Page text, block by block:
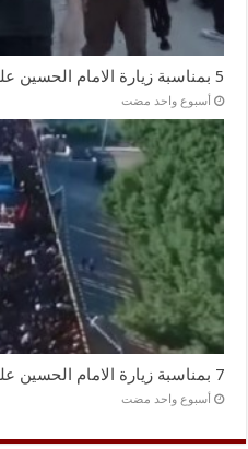
5 بمناسبة زيارة الامام الحسين عليه السلام زيارة الاربعين فيديو
‏أسبوع واحد مضت
7 بمناسبة زيارة الامام الحسين عليه السلام زيارة الاربعين فيديو
‏أسبوع واحد مضت